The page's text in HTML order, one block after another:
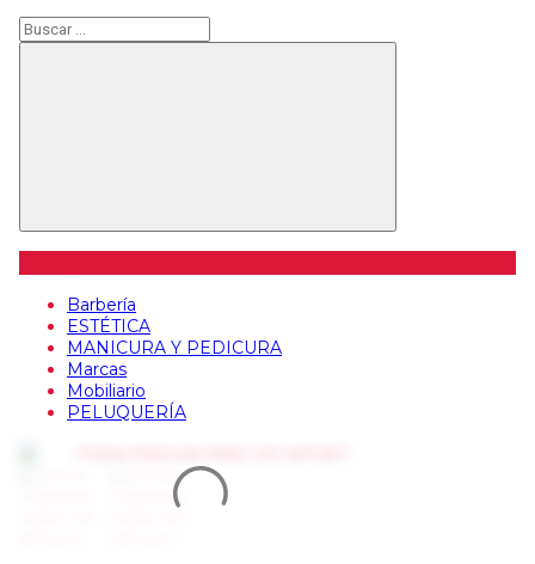
Buscar
Barbería
ESTÉTICA
MANICURA Y PEDICURA
Marcas
Mobiliario
PELUQUERÍA